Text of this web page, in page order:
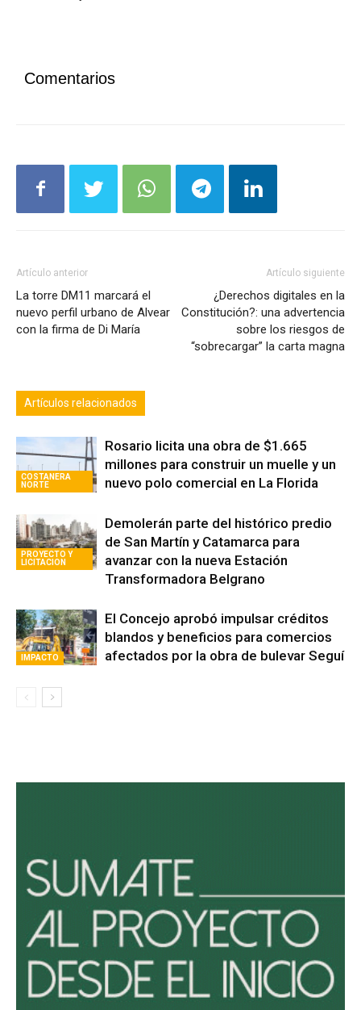
Comentarios
Artículo anterior
La torre DM11 marcará el
nuevo perfil urbano de Alvear
con la firma de Di María
Artículo siguiente
¿Derechos digitales en la
Constitución?: una advertencia
sobre los riesgos de
“sobrecargar” la carta magna
Artículos relacionados
COSTANERA
NORTE
Rosario licita una obra de $1.665
millones para construir un muelle y un
nuevo polo comercial en La Florida
PROYECTO Y
LICITACION
Demolerán parte del histórico predio
de San Martín y Catamarca para
avanzar con la nueva Estación
Transformadora Belgrano
IMPACTO
El Concejo aprobó impulsar créditos
blandos y beneficios para comercios
afectados por la obra de bulevar Seguí